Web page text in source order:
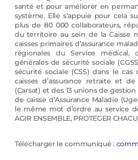
santé et pour améliorer en
système. Elle s’appuie pour cela
plus de 80 000 collaborateurs,
du territoire au sein de la Caisse
caisses primaires d’assurance
régionales du Service médical,
générales de sécurité sociale
sécurité sociale (CSS) dans le
caisses d’assurance retraite et
(Carsat) et des 13 unions de
de caisse d’Assurance Maladie
le même mot d’ordre au service
AGIR ENSEMBLE, PROTEGER
Télécharger le communiqué :